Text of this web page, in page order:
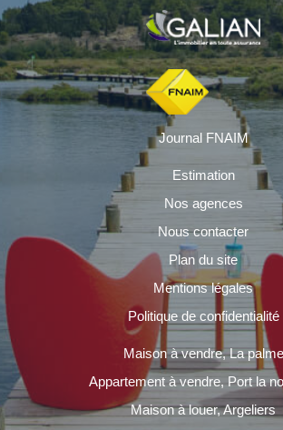
Journal FNAIM
Estimation
Nos agences
Nous contacter
Plan du site
Mentions légales
Politique de confidentialité
Maison à vendre, La palme
Appartement à vendre, Port la
Maison à louer, Argeliers